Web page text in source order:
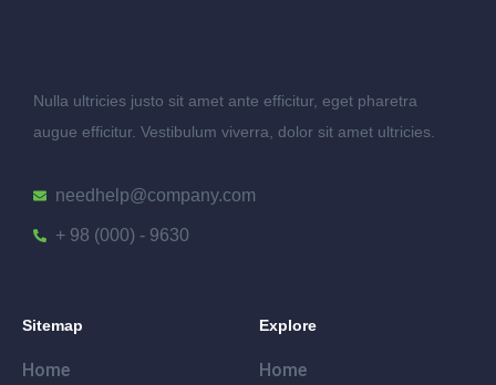
Nulla ultricies justo sit amet ante efficitur, eget pharetra
augue efficitur. Vestibulum viverra, dolor sit amet ultricies.
needhelp@company.com
+ 98 (000) - 9630
Sitemap
Home
Explore
Home